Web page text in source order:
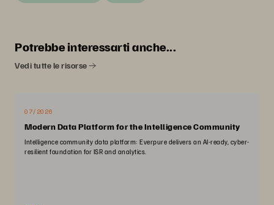
Potrebbe interessarti anche...
Vedi tutte le risorse
07/2026
Modern Data Platform for the Intelligence Community
Intelligence community data platform: Everpure delivers an AI-ready, cyber-
resilient foundation for ISR and analytics.